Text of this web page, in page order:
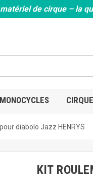
de cirque – la
MONOCYCLES CIRQUE
diabolo Jazz HENRYS
KIT